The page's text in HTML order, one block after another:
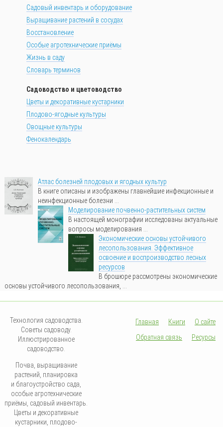
Садовый инвентарь и оборудование
Выращивание растений в сосудах
Восстановление
Особые агротехнические приёмы
Жизнь в саду
Словарь терминов
Садоводство и цветоводство
Цветы и декоративные кустарники
Плодово-ягодные культуры
Овощные культуры
Фенокалендарь
Атлас болезней плодовых и ягодных культур
В книге описаны и изображены главнейшие инфекционные и
неинфекционные болезни ...
Моделирование почвенно-растительных систем
В настоящей монографии исследованы актуальные
вопросы моделирования ...
Экономические основы устойчивого
лесопользования. Эффективное
освоение и воспроизводство лесных
ресурсов
В брошюре рассмотрены экономические
основы устойчивого лесопользования, ...
Технология садоводства.
Советы садоводу.
Иллюстрированное
садоводство.
Почва, выращивание
растений, планировка
и благоустройство сада,
особые агротехнические
приёмы, садовый инвентарь.
Цветы и декоративные
кустарники, плодово-
Главная Книги
О сайте
Обратная связь
Ресурсы